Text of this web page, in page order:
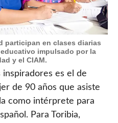
participan en clases diarias
impulsado por la
y el CIAM.
es el de
de 90 años que asiste
como intérprete para
Para Toribia,